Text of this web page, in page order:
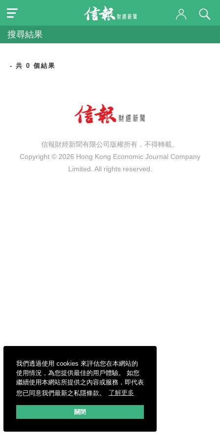
我們透過使用 cookies 來評估您在本網站的
使用情況，為您提供最佳的用戶體驗。 如您
繼續使用本網站所提供之內容或服務，即代表
您已同意我們最新之私隱條款。
了解更多
關閉
搜尋結果
- 共 0 個結果
信報財經新聞有限公司版權所有，不得轉載。
Copyright © 2026 Hong Kong Economic Journal Company
Limited. All rights reserved.